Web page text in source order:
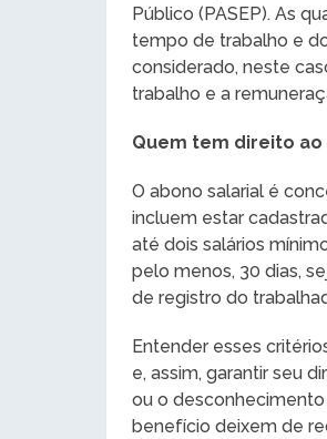
Público (PASEP). As
tempo de trabalho e
considerado, neste
trabalho e a
Quem tem direito ao
O abono salarial é
incluem estar
até dois salários
pelo menos, 30 dias,
de registro do
Entender esses
e, assim, garantir seu
ou o
benefício deixem de